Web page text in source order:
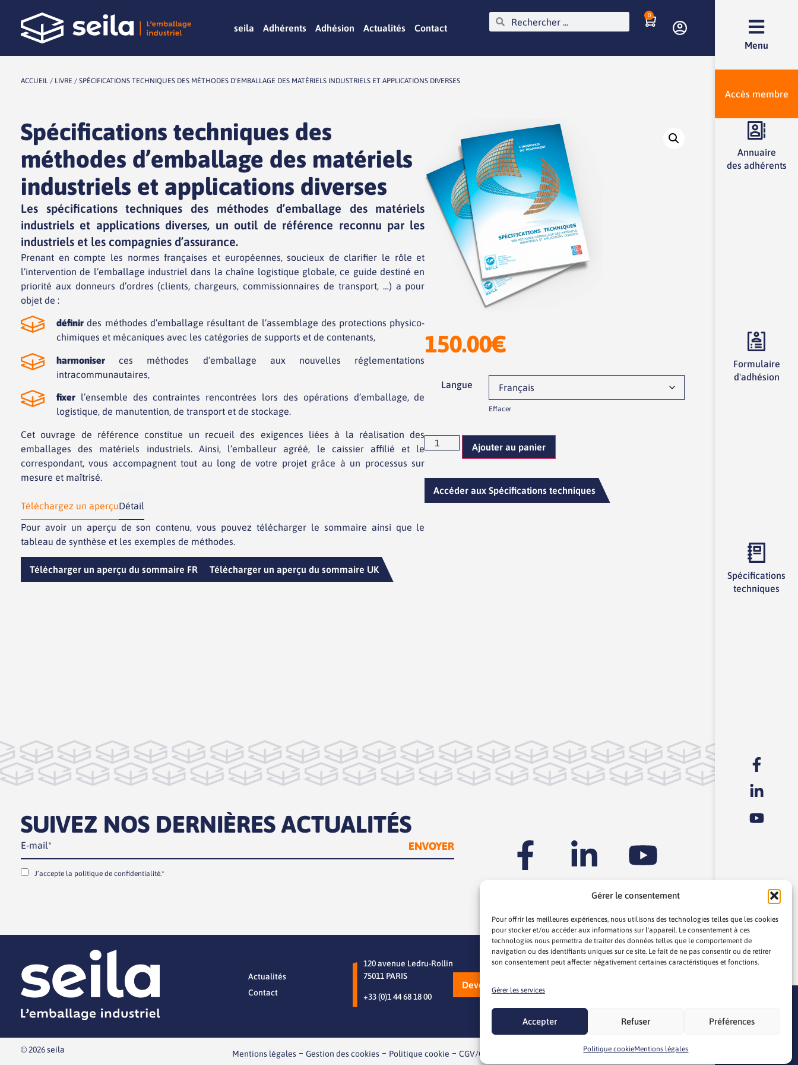
Gérer le consentement
Pour offrir les meilleures expériences, nous utilisons des technologies telles que les cookies
pour stocker et/ou accéder aux informations sur l'appareil. Le consentement à ces
technologies nous permettra de traiter des données telles que le comportement de
navigation ou des identifiants uniques sur ce site. Le fait de ne pas consentir ou de retirer
son consentement peut affecter négativement certaines caractéristiques et fonctions.
Gérer les services
Accepter Refuser Préférences
Politique cookieMentions légales
Menu
Accès membre
Annuaire
des adhérents
Formulaire
d'adhésion
Spécifications
techniques
seila Adhérents Adhésion Actualités Contact
0
ACCUEIL / LIVRE / SPÉCIFICATIONS TECHNIQUES DES MÉTHODES D’EMBALLAGE DES MATÉRIELS INDUSTRIELS ET APPLICATIONS DIVERSES
Spécifications techniques des
méthodes d’emballage des matériels
industriels et applications diverses
Les spécifications techniques des méthodes d’emballage des matériels
industriels et applications diverses, un outil de référence reconnu par les
industriels et les compagnies d’assurance.
Prenant en compte les normes françaises et européennes, soucieux de clarifier le rôle et
l’intervention de l’emballage industriel dans la chaîne logistique globale, ce guide destiné en
priorité aux donneurs d’ordres (clients, chargeurs, commissionnaires de transport, …) a pour
objet de :
définir des méthodes d’emballage résultant de l’assemblage des protections physico-
chimiques et mécaniques avec les catégories de supports et de contenants,
harmoniser ces méthodes d’emballage aux nouvelles réglementations
intracommunautaires,
fixer l’ensemble des contraintes rencontrées lors des opérations d’emballage, de
logistique, de manutention, de transport et de stockage.
Cet ouvrage de référence constitue un recueil des exigences liées à la réalisation des
emballages des matériels industriels. Ainsi, l’emballeur agréé, le caissier affilié et le
correspondant, vous accompagnent tout au long de votre projet grâce à un processus sur
mesure et maîtrisé.
Téléchargez un aperçuDétail
Pour avoir un aperçu de son contenu, vous pouvez télécharger le sommaire ainsi que le
tableau de synthèse et les exemples de méthodes.
Télécharger un aperçu du sommaire FR Télécharger un aperçu du sommaire UK
150.00€
Langue
Effacer
Ajouter au panier
Accéder aux Spécifications techniques
SUIVEZ NOS DERNIÈRES ACTUALITÉS
J’accepte la politique de confidentialité.*
Actualités
Contact
120 avenue Ledru-Rollin
75011 PARIS
+33 (0)1 44 68 18 00
Devenez membre
© 2026 seila Mentions légales Gestion des cookies Politique cookie CGV/CGU Webdesign parLEMON Création